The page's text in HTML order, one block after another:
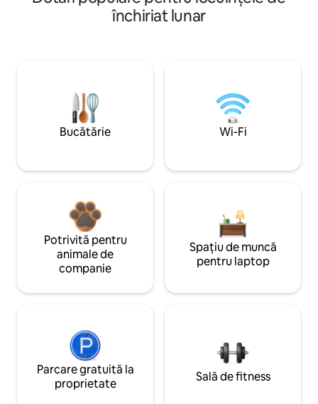
închiriat lunar
Bucătărie Wi-Fi
Potrivită pentru
animale de
companie
Spațiu de muncă
pentru laptop
Parcare gratuită la
proprietate
Sală de fitness